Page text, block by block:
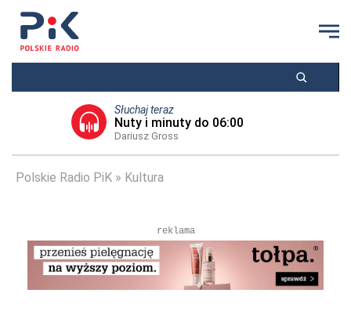
Słuchaj teraz
Nuty i minuty do 06:00
Dariusz Gross
Polskie Radio PiK Kultura
reklama